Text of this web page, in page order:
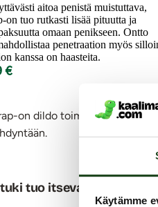
Käytämme
aitoa penistä muistuttava,
on tuo rutkasti lisää pituutta ja
omaan penikseen. Ontto
penetraation myös
kanssa on haasteita.
€
on dildo toimii hyvin myös
tuo itsevarmuutta ja